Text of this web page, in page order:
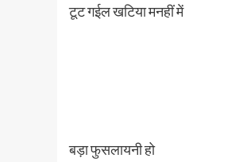
टूट गईल खटिया मनहीं में
बड़ा फुसलायनी हो